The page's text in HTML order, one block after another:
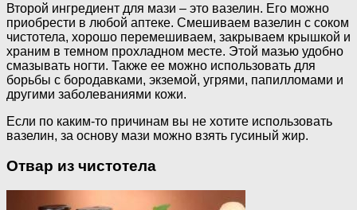
Второй ингредиент для мази – это вазелин. Его можно
приобрести в любой аптеке. Смешиваем вазелин с соком
чистотела, хорошо перемешиваем, закрываем крышкой и
храним в темном прохладном месте. Этой мазью удобно
смазывать ногти. Также ее можно использовать для
борьбы с бородавками, экземой, угрями, папилломами и
другими заболеваниями кожи.
Если по каким-то причинам вы не хотите использовать
вазелин, за основу мази можно взять гусиный жир.
Отвар из чистотела